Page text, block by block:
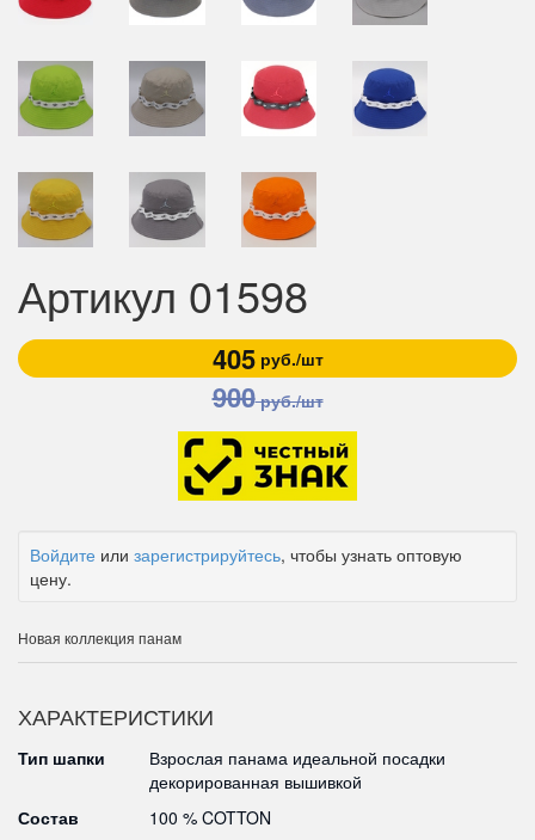
Артикул 01598
405руб./шт
900руб./шт
Войдите или зарегистрируйтесь, чтобы узнать оптовую
цену.
Новая коллекция панам
ХАРАКТЕРИСТИКИ
Тип шапки
Взрослая панама идеальной посадки
декорированная вышивкой
Состав
100 % COTTON